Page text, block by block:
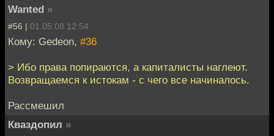
Wanted »
#56 | 01.05.08 12:54
Кому: Gedeon, #36
> Ибо права попираются, а капиталисты наглеют.
Возвращаемся к истокам - с чего все начиналось.
Рассмешил
Кваздопил »